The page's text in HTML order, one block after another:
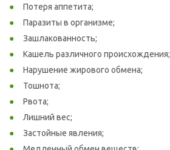
Потеря аппетита;
Паразиты в организме;
Зашлакованность;
Кашель различного происхождения;
Нарушение жирового обмена;
Тошнота;
Рвота;
Лишний вес;
Застойные явления;